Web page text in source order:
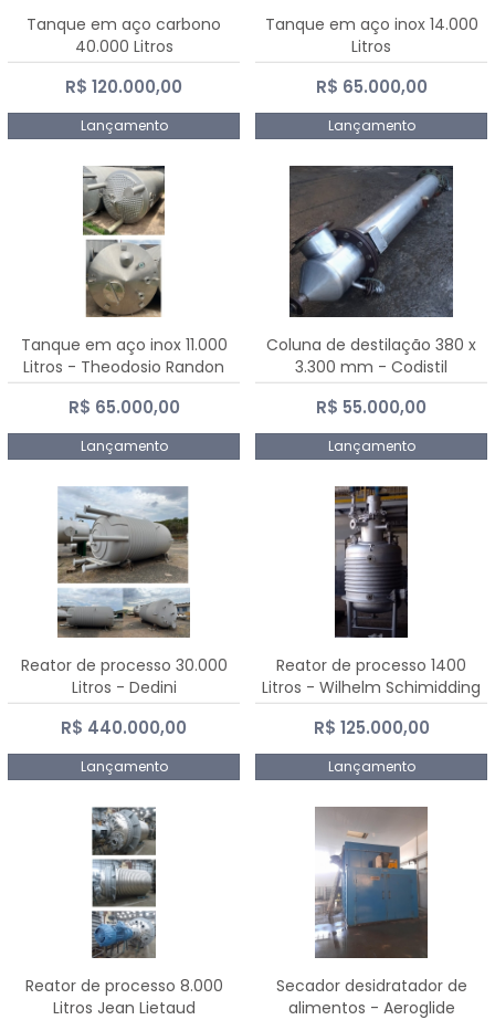
Tanque em aço carbono
40.000 Litros
R$ 120.000,00
Lançamento
Tanque em aço inox 14.000
Litros
R$ 65.000,00
Lançamento
Tanque em aço inox 11.000
Litros - Theodosio Randon
R$ 65.000,00
Lançamento
Coluna de destilação 380 x
3.300 mm - Codistil
R$ 55.000,00
Lançamento
Reator de processo 30.000
Litros - Dedini
R$ 440.000,00
Lançamento
Reator de processo 1400
Litros - Wilhelm Schimidding
R$ 125.000,00
Lançamento
Reator de processo 8.000
Litros Jean Lietaud
Secador desidratador de
alimentos - Aeroglide